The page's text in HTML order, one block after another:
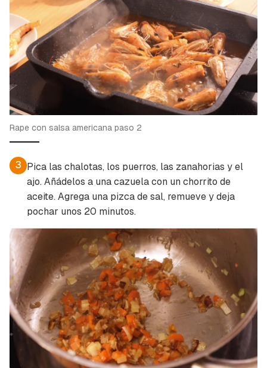
Rape con salsa americana paso 2
3 Pica las chalotas, los puerros, las zanahorias y el
ajo. Añádelos a una cazuela con un chorrito de
aceite. Agrega una pizca de sal, remueve y deja
pochar unos 20 minutos.